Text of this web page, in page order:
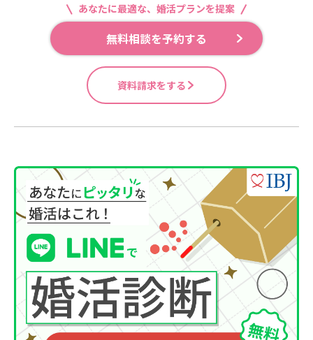
あなたに最適な、婚活プランを提案
無料相談を予約する
資料請求をする